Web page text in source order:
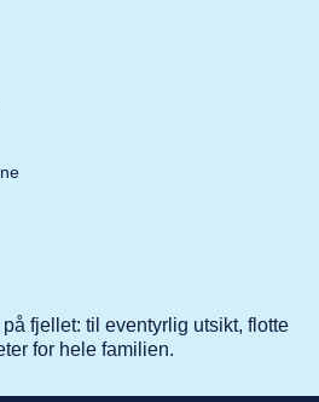
fjellet: til eventyrlig utsikt, flotte
for hele familien.